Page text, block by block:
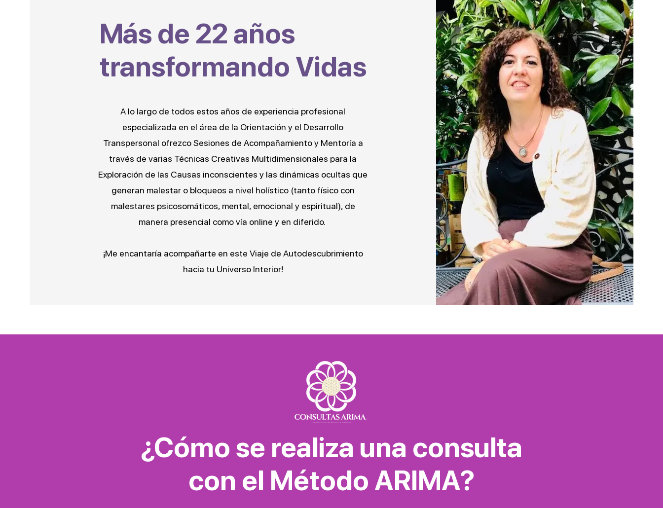
Más de 22 años
transformando Vidas
A lo largo de todos estos años de experiencia profesional
especializada en el área de la Orientación y el Desarrollo
Transpersonal ofrezco Sesiones de Acompañamiento y Mentoría a
través de varias Técnicas Creativas Multidimensionales para la
Exploración de las Causas inconscientes y las dinámicas ocultas que
generan malestar o bloqueos a nivel holístico (tanto físico con
malestares psicosomáticos, mental, emocional y espiritual), de
manera presencial como vía online y en diferido.
¡Me encantaría acompañarte en este Viaje de Autodescubrimiento
hacia tu Universo Interior!
¿Cómo se realiza una consulta
con el Método ARIMA?